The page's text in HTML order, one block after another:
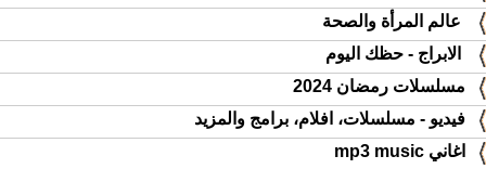
عالم المرأة والصحة
الابراج - حظك اليوم
مسلسلات رمضان 2024
فيديو - مسلسلات، افلام، برامج والمزيد
اغاني mp3 music